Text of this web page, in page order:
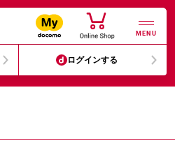
MENU
ログインする